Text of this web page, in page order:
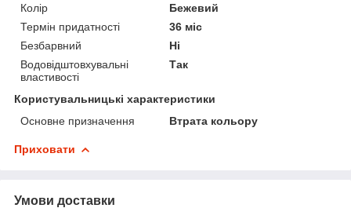
Колір
Бежевий
Термін придатності
36 міс
Безбарвний
Ні
Водовідштовхувальні
властивості
Так
Користувальницькі характеристики
Основне призначення
Втрата кольору
Приховати
Умови доставки